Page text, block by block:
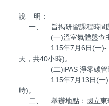
說 明：
一、 旨揭研習課程時間
(一)溫室氣體盤查主任
115年7月6日(一)- 7月
天，共40小時)。
(二)iPAS 淨零碳管理
115年7月13日(一)
時)。
二、 舉辦地點：國立東